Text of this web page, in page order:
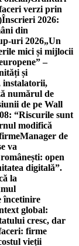
verzi prin
Înscrieri 2026:
din
uri 2026„Un
mici și mijlocii
–
și
instalatorii,
numărul de
de pe Wall
“Riscurile sunt
modifică
Manager de
va
open
digitală”.
la
încetinire
global:
cresc, dar
firme
vieții